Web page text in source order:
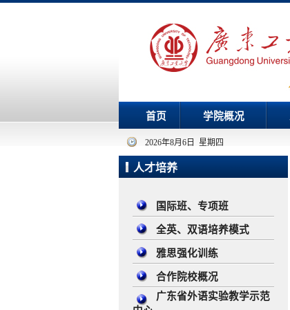
首页 学院概况
2026年8月6日 星期四
人才培养
国际班、专项班
全英、双语培养模式
雅思强化训练
合作院校概况
广东省外语实验教学示范